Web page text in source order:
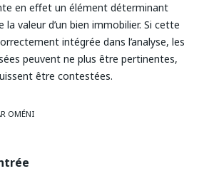
en effet un élément déterminant
la valeur d’un bien immobilier. Si cette
intégrée dans l’analyse, les
peuvent ne plus être pertinentes,
être contestées.
OMÉNI